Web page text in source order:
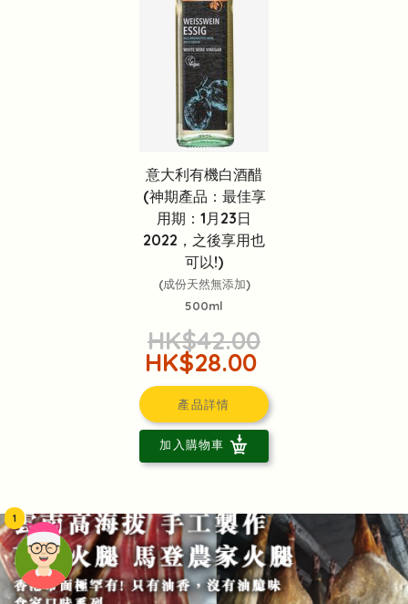
頭像生成器: 快樂家庭網上店
1
意大利有機白酒醋
(神期產品：最佳享
用期：1月23日
2022，之後享用也
可以!)
(成份天然無添加)
500ml
HK$42.00
HK$28.00
產品詳情
加入購物車